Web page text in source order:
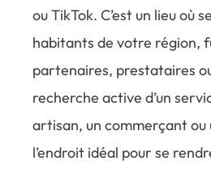
ou TikTok. C’est un lieu où
habitants de votre région,
partenaires, prestataires
recherche active d’un
artisan, un commerçant ou
l’endroit idéal pour se